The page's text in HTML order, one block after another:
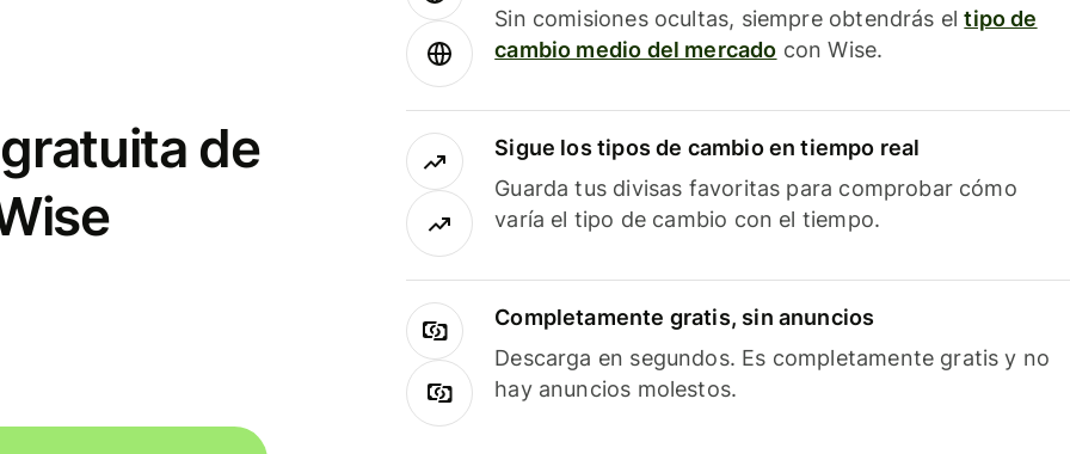
de
Sin comisiones ocultas, siempre obtendrás eltipo de
cambio medio del mercado con Wise.
Sigue los tipos de cambio en tiempo real
Guarda tus divisas favoritas para comprobar cómo
varía el tipo de cambio con el tiempo.
Completamente gratis, sin anuncios
Descarga en segundos. Es completamente gratis y no
hay anuncios molestos.